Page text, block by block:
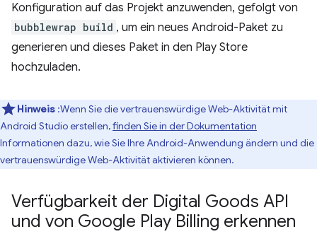
Konfiguration auf das Projekt anzuwenden, gefolgt von
bubblewrap build , um ein neues Android-Paket zu
generieren und dieses Paket in den Play Store
hochzuladen.
Hinweis :Wenn Sie die vertrauenswürdige Web-Aktivität mit
Android Studio erstellen,finden Sie in der Dokumentation
Informationen dazu, wie Sie Ihre Android-Anwendung ändern und die
vertrauenswürdige Web-Aktivität aktivieren können.
Verfügbarkeit der Digital Goods API
und von Google Play Billing erkennen